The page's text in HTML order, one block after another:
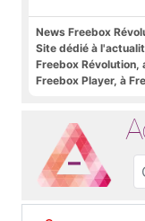
News Freebox
Site dédié à
Freebox Révolution,
Freebox Player, à